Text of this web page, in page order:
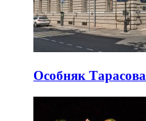
Особняк Тарасова